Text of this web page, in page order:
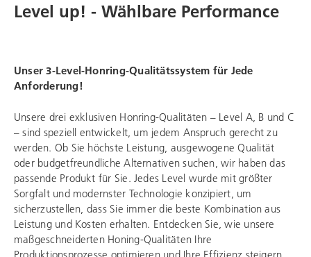
Level up! - Wählbare Performance
Unser 3-Level-Honring-Qualitätssystem für Jede
Anforderung!
Unsere drei exklusiven Honring-Qualitäten – Level A, B und C
– sind speziell entwickelt, um jedem Anspruch gerecht zu
werden. Ob Sie höchste Leistung, ausgewogene Qualität
oder budgetfreundliche Alternativen suchen, wir haben das
passende Produkt für Sie. Jedes Level wurde mit größter
Sorgfalt und modernster Technologie konzipiert, um
sicherzustellen, dass Sie immer die beste Kombination aus
Leistung und Kosten erhalten. Entdecken Sie, wie unsere
maßgeschneiderten Honing-Qualitäten Ihre
Produktionsprozesse optimieren und Ihre Effizienz steigern